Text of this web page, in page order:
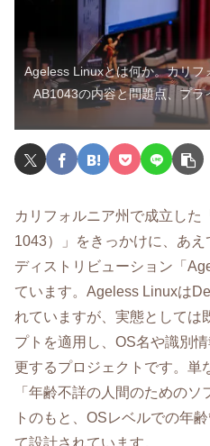
Ageless Linuxとは何か。カリ
AB1043の内容と問題点、プ
カリフォルニア州で成立した
1043）」をきっかけに、あ
ディストリビューション「
ています。Ageless Linuxは
れていますが、実態としては
プトを適用し、OS名や識別
更するプロジェクトです。単
「年齢不詳の人間のための
トのもと、OSレベルでの年
て設計されています。